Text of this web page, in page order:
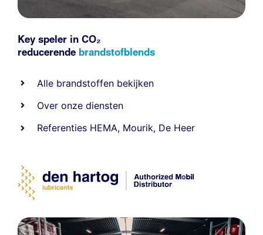
Key speler in CO₂
reducerende brandstofblends
Alle brandstoffen bekijken
Over onze diensten
Referenties HEMA, Mourik, De Heer